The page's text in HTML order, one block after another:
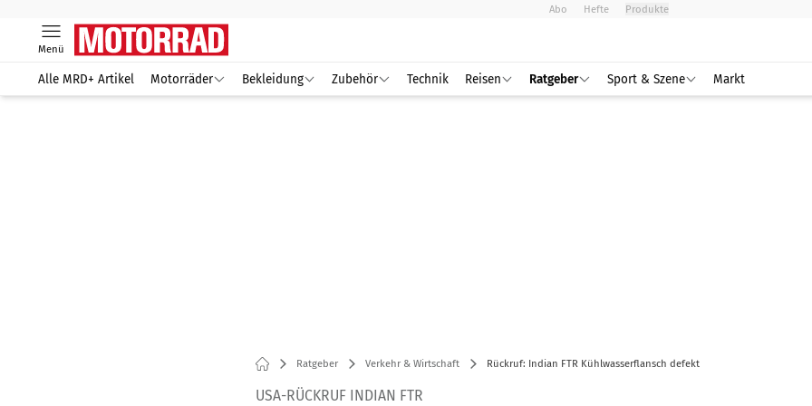
Abo Hefte Produkte
Menü
Alle MRD+ Artikel Motorräder Bekleidung Zubehör Technik Reisen Ratgeber Sport & Szene Markt
Ratgeber Verkehr & Wirtschaft Rückruf: Indian FTR Kühlwasserflansch defekt
USA-RÜCKRUF INDIAN FTR